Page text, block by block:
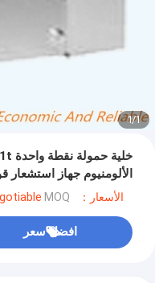
1
/
1
الأسعار：negotiable MOQ：حاسب شخصي 1
افضل سعر